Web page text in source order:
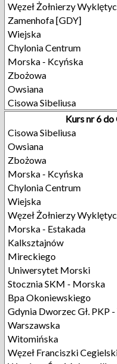
Węzeł Żołnierzy
Zamenhofa [GDY]
Wiejska
Chylonia Centrum
Morska - Kcyńska
Zbożowa
Owsiana
Cisowa Sibeliusa
Kurs nr 6
Cisowa Sibeliusa
Owsiana
Zbożowa
Morska - Kcyńska
Chylonia Centrum
Wiejska
Węzeł Żołnierzy
Morska - Estakada
Kalksztajnów
Mireckiego
Uniwersytet Morski
Stocznia SKM - Morska
Bpa Okoniewskiego
Gdynia Dworzec Gł. PKP
Warszawska
Witomińska
Węzeł Franciszki